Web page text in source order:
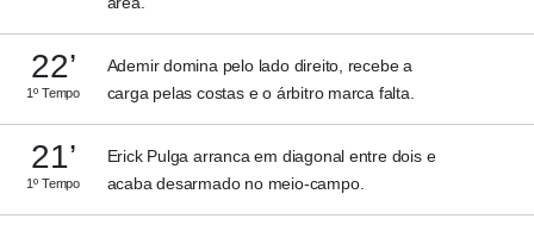
22’
1º Tempo
Ademir domina pelo lado direito, recebe a
carga pelas costas e o árbitro marca falta.
21’
1º Tempo
Erick Pulga arranca em diagonal entre dois e
acaba desarmado no meio-campo.